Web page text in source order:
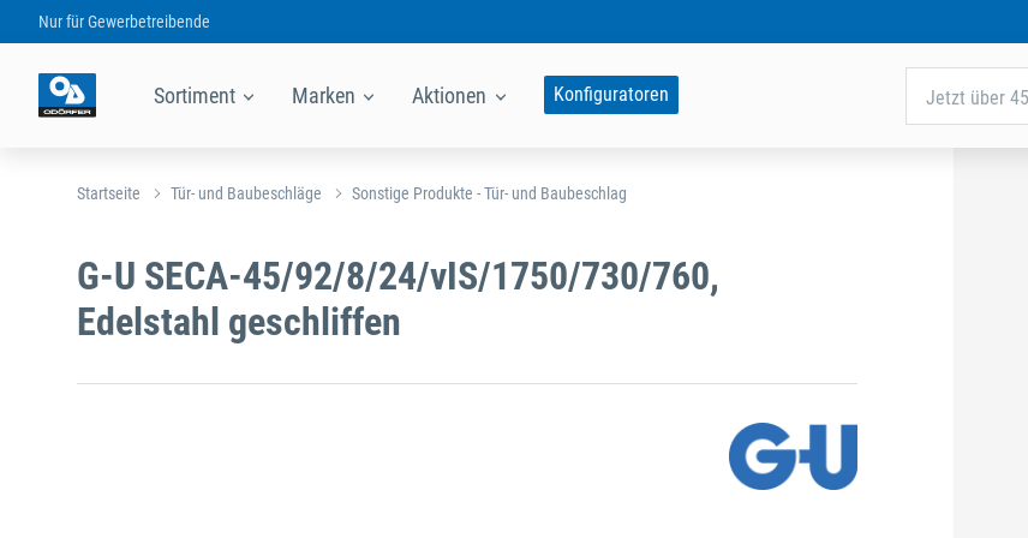
Nur fürGewerbetreibende
Sortiment Marken Aktionen Konfiguratoren Jetzt über
Startseite Tür- und Baubeschläge Sonstige Produkte - Tür- und Baubeschlag
G-U SECA-45/92/8/24/vIS/1750/730/760,
Edelstahl geschliffen